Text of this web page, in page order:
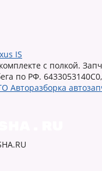
IS
с полкой.
по РФ.
Авторазборка